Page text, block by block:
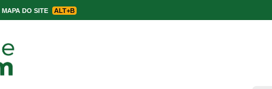
MAPA DO SITE ALT+B